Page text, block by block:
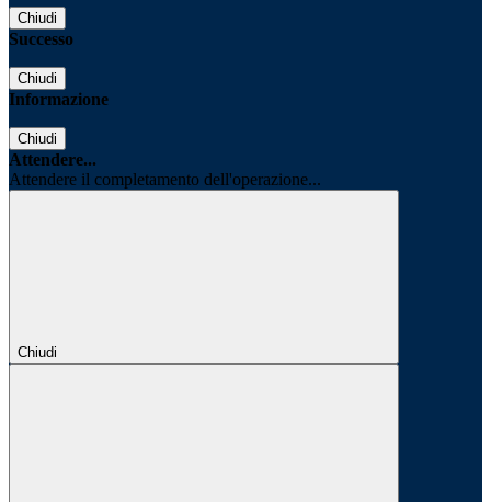
Chiudi
Successo
Chiudi
Informazione
Chiudi
Attendere...
Attendere il completamento dell'operazione...
Chiudi